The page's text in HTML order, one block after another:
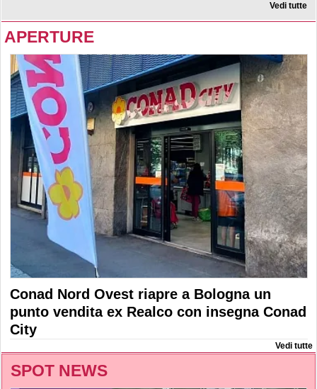
Vedi tutte
APERTURE
Conad Nord Ovest riapre a Bologna un
punto vendita ex Realco con insegna Conad
City
Vedi tutte
SPOT NEWS